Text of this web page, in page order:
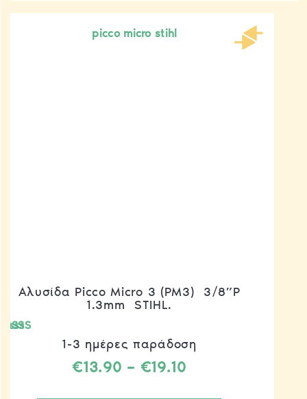
Αλυσίδα Picco Micro 3 (PM3) 3/8”P
1.3mm STIHL.
1-3 ημέρες παράδοση
€13.90 – €19.10Price
Αυτό